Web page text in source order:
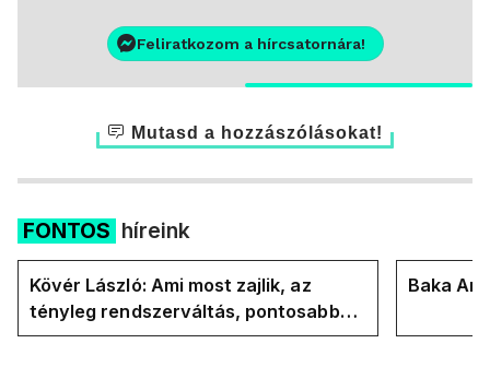
Feliratkozom a hírcsatornára!
Mutasd a hozzászólásokat!
FONTOS híreink
Kövér László: Ami most zajlik, az
tényleg rendszerváltás, pontosabban
rendszervisszaváltás
Baka